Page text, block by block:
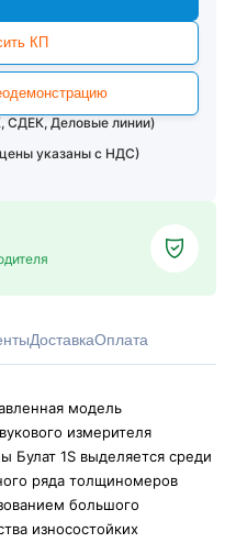
КП
СДЕК, Деловые линии)
указаны с НДС)
ДоставкаОплата
модель
измерителя
Булат 1S выделяется среди
ряда толщиномеров
большого
износостойких